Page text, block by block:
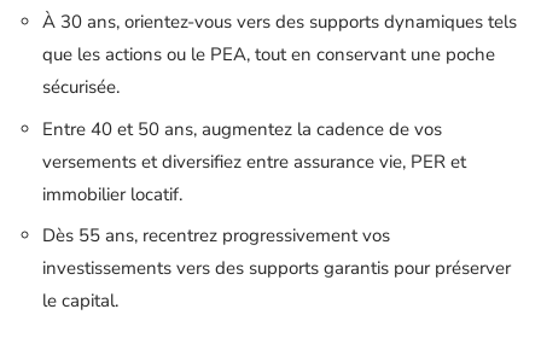
À 30 ans, orientez-vous vers des supports dynamiques tels
que les actions ou le PEA, tout en conservant une poche
sécurisée.
Entre 40 et 50 ans, augmentez la cadence de vos
versements et diversifiez entre assurance vie, PER et
immobilier locatif.
Dès 55 ans, recentrez progressivement vos
investissements vers des supports garantis pour préserver
le capital.